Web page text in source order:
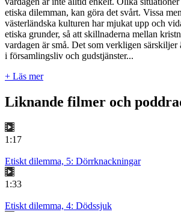
etiska dilemman, kan göra det svårt. Vissa
västerländska kulturen har mjukat upp och
etiska grunder, så att skillnaderna mellan
vardagen är små. Det som verkligen särskiljer
i församlingsliv och gudstjänster...
+ Läs mer
Liknande filmer och
1:17
Etiskt dilemma, 5: Dörrknackningar
1:33
Etiskt dilemma, 4: Dödssjuk